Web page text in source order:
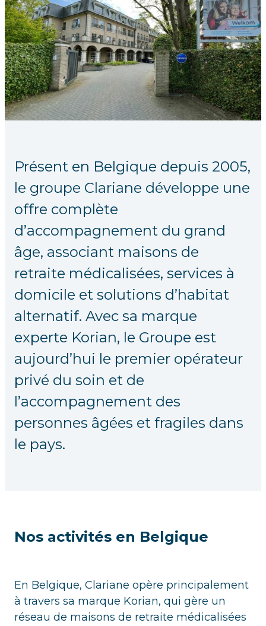
Présent en Belgique depuis 2005,
le groupe Clariane développe une
offre complète
d’accompagnement du grand
âge, associant maisons de
retraite médicalisées, services à
domicile et solutions d’habitat
alternatif. Avec sa marque
experte Korian, le Groupe est
aujourd’hui le premier opérateur
privé du soin et de
l’accompagnement des
personnes âgées et fragiles dans
le pays.
Nos activités en Belgique
En Belgique, Clariane opère principalement
à travers sa marque Korian, qui gère un
réseau de maisons de retraite médicalisées